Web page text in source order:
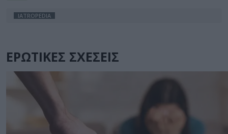
IATROPEDIA
ΕΡΩΤΙΚΕΣ ΣΧΕΣΕΙΣ